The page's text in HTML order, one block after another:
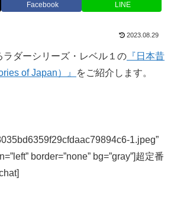
Facebook LINE
2023.08.29
ラダーシリーズ・レベル１の 『日本昔
of Japan）』
をご紹介します。
1.jpeg”
border=”none” bg=”gray”]超定番